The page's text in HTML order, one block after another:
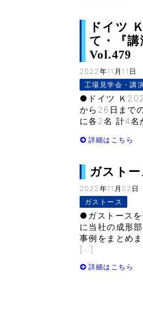
ドイツ
て・『
Vol.479
2022年11月11日
工場見学会・講
●ドイツ Ｋ
から26日まで
に各2名 計4名
詳細はこちら
ガスト
2022年11月02日
ガストース
●ガストースを
に当社の成形
事例をまとめ
[…]
詳細はこちら